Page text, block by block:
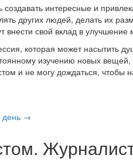
интересные и
других людей, делать их
внести свой вклад в улучшение
которая может насытить
изучению новых
и не могу дождаться, чтобы
день →